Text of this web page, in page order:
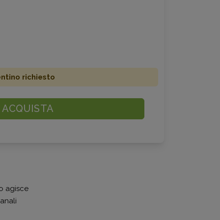
richiesto
ACQUISTA
agisce